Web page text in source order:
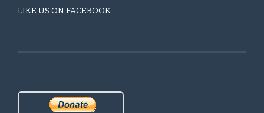
LIKE US ON FACEBOOK